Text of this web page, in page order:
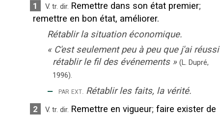
1 V. tr. dir. Remettre dans son état premier;
remettre en bon état, améliorer.
Rétablir la situation économique.
« C'est seulement peu à peu que j'ai
rétablir le fil des événements » (L. Dupré,
1996).
‒ par ext. Rétablir les faits, la vérité.
2 V. tr. dir. Remettre en vigueur; faire exister de